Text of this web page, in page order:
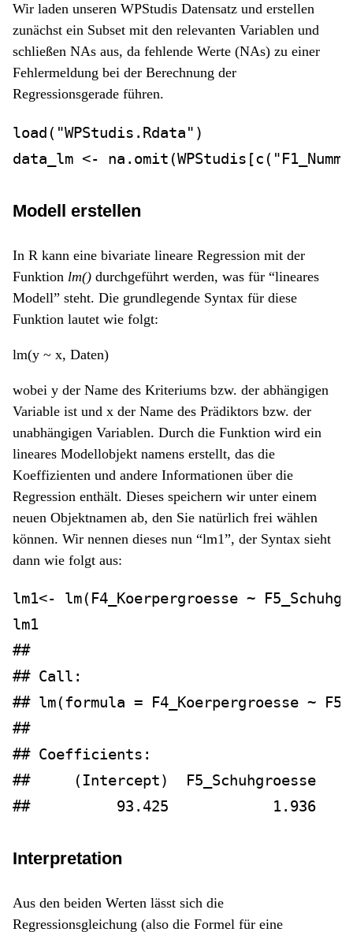
Wir laden unseren WPStudis Datensatz und erstellen
zunächst ein Subset mit den relevanten Variablen und
schließen NAs aus, da fehlende Werte (NAs) zu einer
Fehlermeldung bei der Berechnung der
Regressionsgerade führen.
load ( "WPStudis.Rdata" )
data_lm <- na.omit (WPStudis[c (
Modell erstellen
In R kann eine bivariate lineare Regression mit der
Funktion lm() durchgeführt werden, was für “lineares
Modell” steht. Die grundlegende Syntax für diese
Funktion lautet wie folgt:
lm(y ~ x, Daten)
wobei y der Name des Kriteriums bzw. der abhängigen
Variable ist und x der Name des Prädiktors bzw. der
unabhängigen Variablen. Durch die Funktion wird ein
lineares Modellobjekt namens erstellt, das die
Koeffizienten und andere Informationen über die
Regression enthält. Dieses speichern wir unter einem
neuen Objektnamen ab, den Sie natürlich frei wählen
können. Wir nennen dieses nun “lm1”, der Syntax sieht
dann wie folgt aus:
lm1<- lm(F4_Koerpergroesse ~
lm1
##
## Call:
## lm(formula = F4_Koerpergroesse ~
##
## Coefficients:
##     (Intercept)  F5_Schuhgroesse
##          93.425            1.936
Interpretation
Aus den beiden Werten lässt sich die
Regressionsgleichung (also die Formel für eine